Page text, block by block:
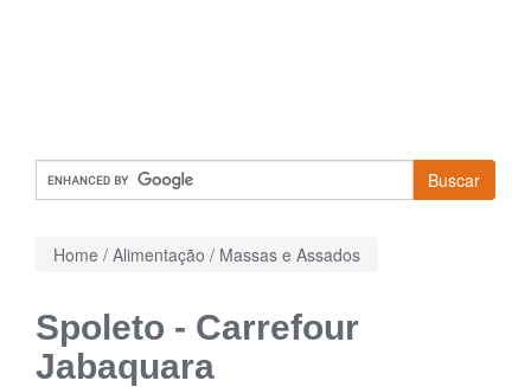
Buscar
Home / Alimentação / Massas e Assados
Spoleto - Carrefour
Jabaquara